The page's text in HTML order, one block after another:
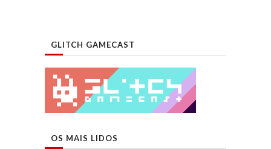
GLITCH GAMECAST
OS MAIS LIDOS